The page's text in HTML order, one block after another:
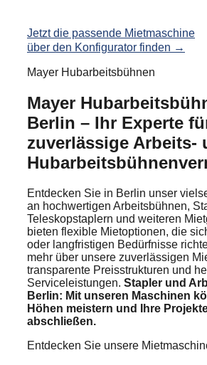
Jetzt die passende Mietmaschine
über den Konfigurator finden →
Mayer Hubarbeitsbühnen
Mayer
Berlin – Ihr Experte
zuverlässige Arbeits-
Entdecken Sie in Berlin unser
an hochwertigen Arbeitsbühnen,
Teleskopstaplern und weiteren
bieten flexible Mietoptionen, die
oder langfristigen Bedürfnisse
mehr über unsere zuverlässigen
transparente Preisstrukturen und
Serviceleistungen. Stapler und
Berlin: Mit unseren Maschinen
Höhen meistern und Ihre
abschließen.
Entdecken Sie unsere